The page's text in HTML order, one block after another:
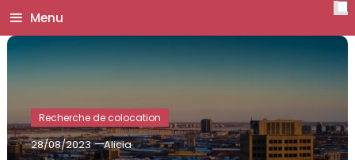
Menu
Recherche de colocation
28/08/2023 Alicia